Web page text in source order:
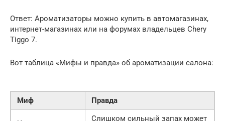
Ответ: Ароматизаторы можно купить в автомагазинах,
интернет-магазинах или на форумах владельцев Chery
Tiggo 7.
Вот таблица «Мифы и правда» об ароматизации салона:
Миф Правда
Слишком сильный запах может